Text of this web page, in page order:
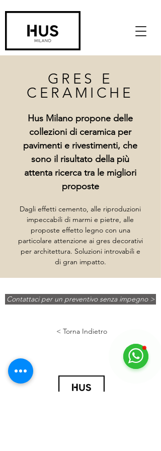
GRES E
CERAMICHE
Hus Milano propone delle
collezioni di ceramica per
pavimenti e rivestimenti, che
sono il risultato della più
attenta ricerca tra le migliori
proposte
Dagli effetti cemento, alle riproduzioni
impeccabili di marmi e pietre, alle
proposte effetto legno con una
particolare attenzione ai gres decorativi
per architettura. Soluzioni introvabili e
di gran impatto.
Contattaci per un preventivo senza impegno >
< Torna Indietro